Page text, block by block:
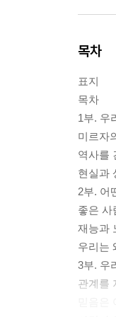
목차
표지
목차
1부. 우
미르자
역사를
현실과
2부. 어
좋은 사
재능과
우리는
3부. 우
관계를